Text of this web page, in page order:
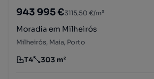
943 995 €3115,50 €/m²
Moradia em Milheirós
Milheirós, Maia, Porto
Tipologia
T4
Preço por metro quadrado
303 m²